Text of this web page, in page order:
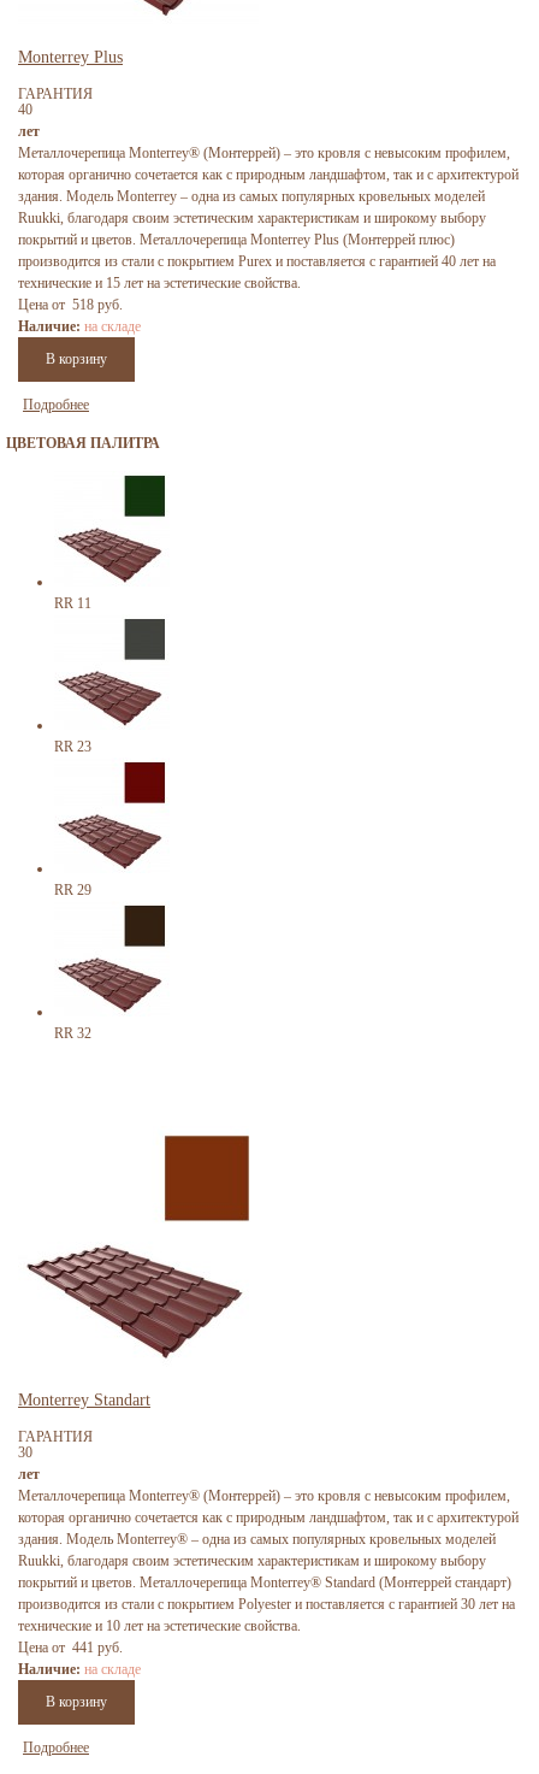
Monterrey Plus
ГАРАНТИЯ
40
лет
Металлочерепица Monterrey® (Монтеррей) – это кровля с невысоким профилем,
которая органично сочетается как с природным ландшафтом, так и с архитектурой
здания. Модель Monterrey – одна из самых популярных кровельных моделей
Ruukki, благодаря своим эстетическим характеристикам и широкому выбору
покрытий и цветов. Металлочерепица Monterrey Plus (Монтеррей плюс)
производится из стали с покрытием Purex и поставляется с гарантией 40 лет на
технические и 15 лет на эстетические свойства.
Цена от 518 руб.
Наличие: на складе
Подробнее
ЦВЕТОВАЯ ПАЛИТРА
RR 11
RR 23
RR 29
RR 32
Monterrey Standart
ГАРАНТИЯ
30
лет
Металлочерепица Monterrey® (Монтеррей) – это кровля с невысоким профилем,
которая органично сочетается как с природным ландшафтом, так и с архитектурой
здания. Модель Monterrey® – одна из самых популярных кровельных моделей
Ruukki, благодаря своим эстетическим характеристикам и широкому выбору
покрытий и цветов. Металлочерепица Monterrey® Standard (Монтеррей стандарт)
производится из стали с покрытием Polyester и поставляется с гарантией 30 лет на
технические и 10 лет на эстетические свойства.
Цена от 441 руб.
Наличие: на складе
Подробнее